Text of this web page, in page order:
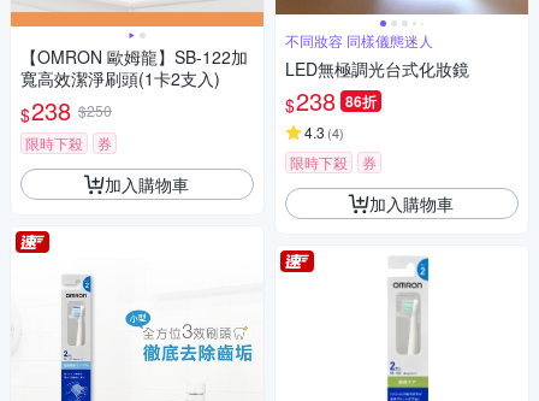
【OMRON 歐姆龍】SB-122加
寬高效潔淨刷頭(1卡2支入)
$238 $250
限時下殺
券
加入購物車
不同妝容 同樣儀態迷人
LED無極調光台式化妝鏡
$238 86折
4.3 (4)
限時下殺 券
加入購物車